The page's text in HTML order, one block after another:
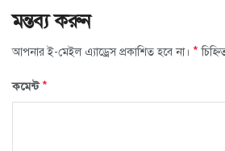
মন্তব্য করুন
আপনার ই-মেইল এ্যাড্রেস প্রকাশিত হবে না। *
কমেন্ট*